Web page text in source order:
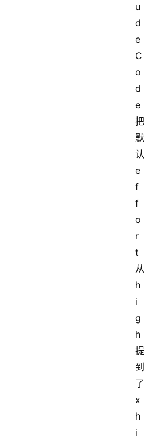
u
d
e
C
o
d
e
把
默
认
e
f
f
o
r
t
从
h
i
g
h
提
到
了
x
h
i